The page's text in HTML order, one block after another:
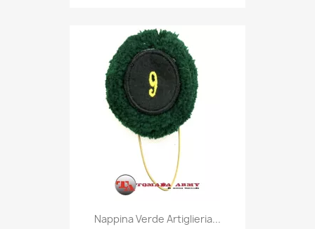
Quick view
Nappina Verde Artiglieria...